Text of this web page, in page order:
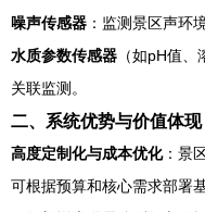
噪声传感器 ：监测景区声环
水质参数传感器 （如pH值
关联监测。
二、系统优势与价值体现
高度定制化与成本优化：景
可根据预算和核心需求部署